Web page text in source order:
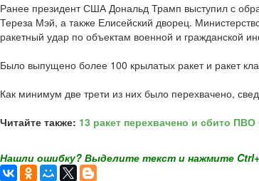
Ранее президент США Дональд Трамп выступил с
Тереза Мэй, а также Елисейский дворец.
ракетный удар по объектам военной и гражданской
Было выпущено более 100 крылатых ракет и ракет
Как минимум две трети из них было перехвачено,
Читайте также: 13 ракет перехвачено и сбито
Нашли ошибку? Выделите текст и нажмите